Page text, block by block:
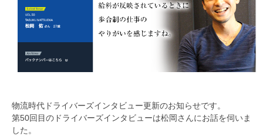
物流時代ドライバーズインタビュー更新のお知らせです。
第50回目のドライバーズインタビューは松岡さんにお話を伺いま
した。